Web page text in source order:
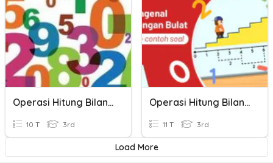
Operasi Hitung Bilangan Bulat
10 T 3rd
Operasi Hitung Bilangan Bulat
11 T 3rd
Load More